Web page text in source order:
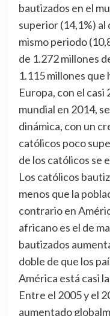
bautizados en el
superior (14,1%) al
mismo periodo
de 1.272 millones
1.115 millones que
Europa, con el casi
mundial en 2014,
dinámica, con un
católicos poco
de los católicos se
Los católicos
menos que la
contrario en
africano es el de
bautizados
doble de que los
América está casi
Entre el 2005 y el
aumentado